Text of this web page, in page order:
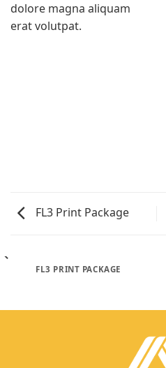
dolore magna aliquam
erat volutpat.
FL3 Print Package
FL3 PRINT PACKAGE